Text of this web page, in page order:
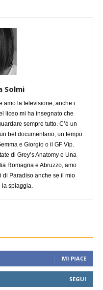
Solmi
amo la televisione, anche i
liceo mi ha insegnato che
sempre tutto. C’è un
bel documentario, un tempo
e Giorgio o il GF Vip.
di Grey’s Anatomy e Una
Romagna e Abruzzo, amo
Paradiso anche se il mio
la spiaggia.
MI PIACE
SEGUI